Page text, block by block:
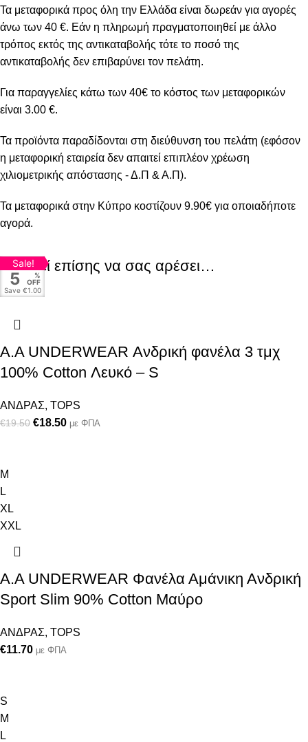
Τα μεταφορικά προς όλη την Ελλάδα είναι δωρεάν για αγορές
άνω των 40 €. Εάν η πληρωμή πραγματοποιηθεί με άλλο
τρόπος εκτός της αντικαταβολής τότε το ποσό της
αντικαταβολής δεν επιβαρύνει τον πελάτη.
Για παραγγελίες κάτω των 40€ το κόστος των μεταφορικών
είναι 3.00 €.
Τα προϊόντα παραδίδονται στη διεύθυνση του πελάτη (εφόσον
η μεταφορική εταιρεία δεν απαιτεί επιπλέον χρέωση
χιλιομετρικής απόστασης - Δ.Π & Α.Π).
Τα μεταφορικά στην Κύπρο κοστίζουν 9.90€ για οποιαδήποτε
αγορά.
Μπορεί επίσης να σας αρέσει…
Sale!
5
%
OFF
Save €1.00
Α.A UNDERWEAR Ανδρική φανέλα 3 τμχ
100% Cotton Λευκό – S
ΑΝΔΡΑΣ, TOPS
€19.50 €18.50 με ΦΠΑ
M
L
XL
XXL
Α.A UNDERWEAR Φανέλα Αμάνικη Ανδρική
Sport Slim 90% Cotton Μαύρο
ΑΝΔΡΑΣ, TOPS
€11.70 με ΦΠΑ
S
M
L